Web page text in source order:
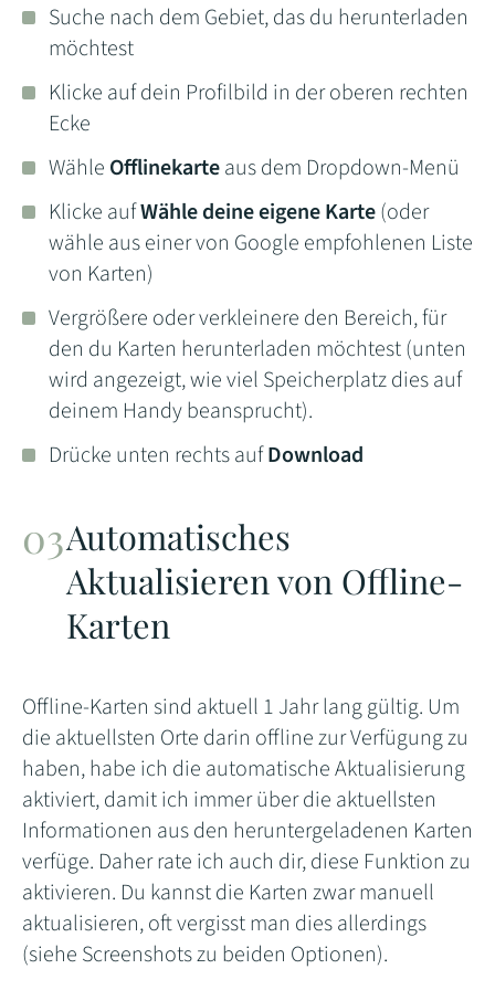
Suche nach dem Gebiet, das du herunterladen
möchtest
Klicke auf dein Profilbild in der oberen rechten
Ecke
Wähle Offlinekarteaus dem Dropdown-Menü
Klicke aufWähle deine eigene Karte(oder
wähle aus einer von Google empfohlenen Liste
von Karten)
Vergrößere oder verkleinere den Bereich, für
den du Karten herunterladen möchtest (unten
wird angezeigt, wie viel Speicherplatz dies auf
deinem Handy beansprucht).
Drücke unten rechts aufDownload
Automatisches
Aktualisieren von Offline-
Karten
Offline-Karten sind aktuell 1 Jahr lang gültig. Um
die aktuellsten Orte darin offline zur Verfügung zu
haben, habe ich die automatische Aktualisierung
aktiviert, damit ich immer über die aktuellsten
Informationen aus den heruntergeladenen Karten
verfüge. Daher rate ich auch dir, diese Funktion zu
aktivieren. Du kannst die Karten zwar manuell
aktualisieren, oft vergisst man dies allerdings
(siehe Screenshots zu beiden Optionen).